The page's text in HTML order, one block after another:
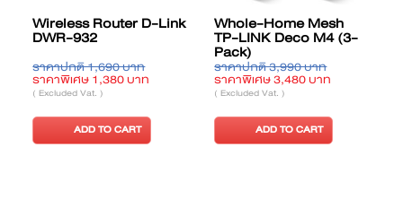
Wireless Router D-Link
DWR-932
ราคาปกติ 1,690 บาท
ราคาพิเศษ 1,380 บาท
( Excluded Vat. )
ADD TO CART
Whole-Home Mesh
TP-LINK Deco M4 (3-
Pack)
ราคาปกติ 3,990 บาท
ราคาพิเศษ 3,480 บาท
( Excluded Vat. )
ADD TO CART